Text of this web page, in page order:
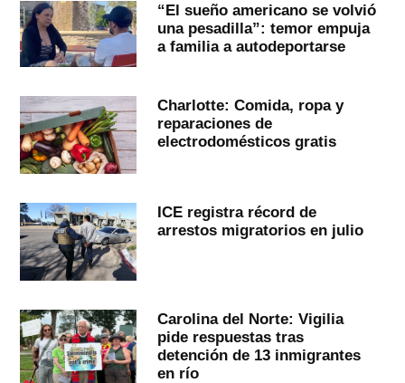
“El sueño americano se volvió
una pesadilla”: temor empuja
a familia a autodeportarse
Charlotte: Comida, ropa y
reparaciones de
electrodomésticos gratis
ICE registra récord de
arrestos migratorios en julio
Carolina del Norte: Vigilia
pide respuestas tras
detención de 13 inmigrantes
en río